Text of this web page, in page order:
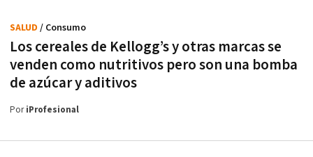
Los cereales de Kellogg’s y otras marcas se
venden como nutritivos pero son una bomba
de azúcar y aditivos
SALUD / Consumo
PoriProfesional